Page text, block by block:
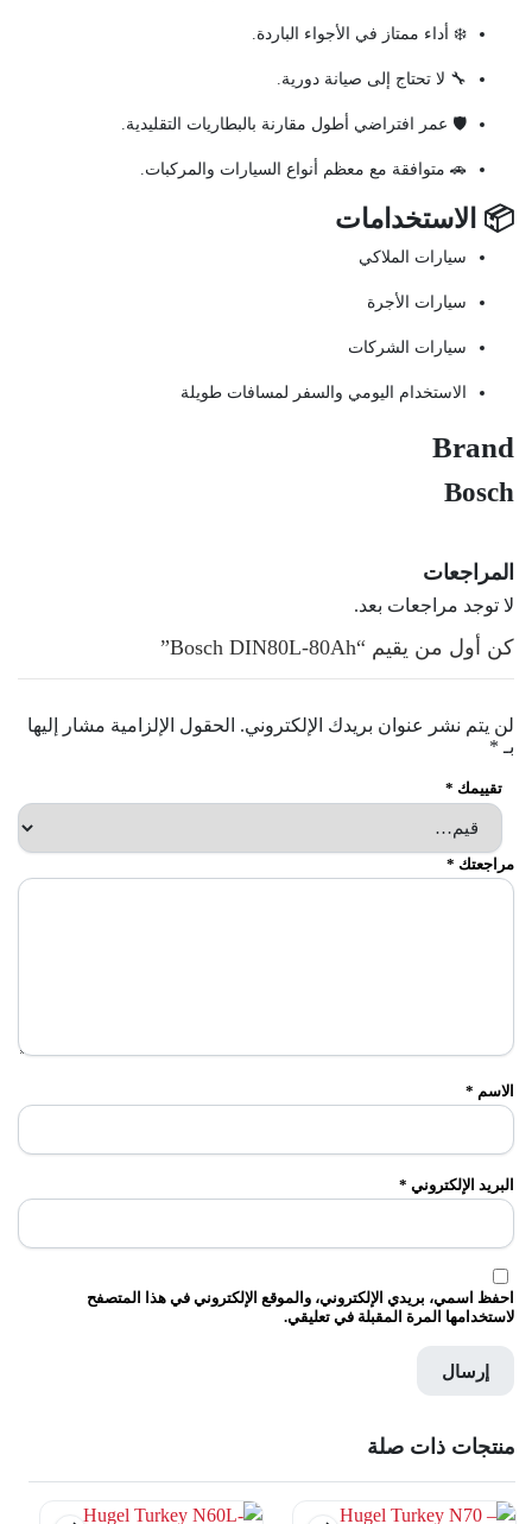
❄️ أداء ممتاز في الأجواء الباردة.
🔧 لا تحتاج إلى صيانة دورية.
🛡️ عمر افتراضي أطول مقارنة بالبطاريات التقليدية.
🚗 متوافقة مع معظم أنواع السيارات والمركبات.
📦 الاستخدامات
سيارات الملاكي
سيارات الأجرة
سيارات الشركات
الاستخدام اليومي والسفر لمسافات طويلة
Brand
Bosch
المراجعات
لا توجد مراجعات بعد.
كن أول من يقيم “Bosch DIN80L-80Ah”
لن يتم نشر عنوان بريدك الإلكتروني. الحقول الإلزامية مشار إليها
بـ *
تقييمك *
مراجعتك *
الاسم *
البريد الإلكتروني *
احفظ اسمي، بريدي الإلكتروني، والموقع الإلكتروني في هذا المتصفح
لاستخدامها المرة المقبلة في تعليقي.
منتجات ذات صلة